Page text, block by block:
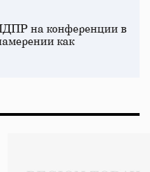
на конференции в
как